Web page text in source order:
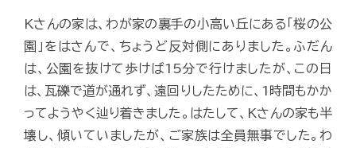
Kさんの家は、わが家の裏手の小高い丘にある「桜の公
園」をはさんで、ちょうど反対側にありました。ふだん
は、公園を抜けて歩けば15分で行けましたが、この日
は、瓦礫で道が通れず、遠回りしたために、1時間もかか
ってようやく辿り着きました。はたして、Kさんの家も半
壊し、傾いていましたが、ご家族は全員無事でした。わ